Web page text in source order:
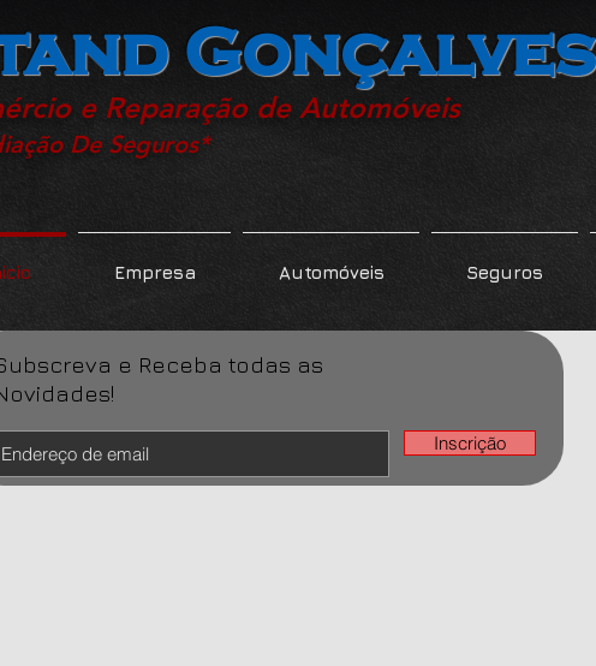
Gonçalves
e Reparação de Automóveis
De Seguros*
Empresa Automóveis Seguros
e Receba todas as
Inscrição